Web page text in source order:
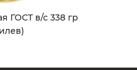
ГОСТ в/с 338 гр